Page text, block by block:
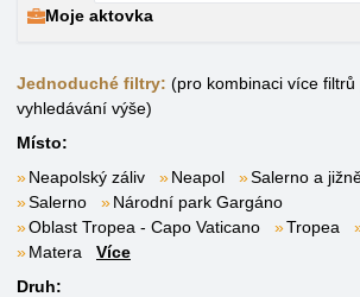
Moje aktovka
Jednoduché filtry: (pro kombinaci více
vyhledávání výše)
Místo:
Neapolský záliv
Neapol
Salerno a
Salerno
Národní park Gargáno
Oblast Tropea - Capo Vaticano
Tropea
Matera
Více
Druh: